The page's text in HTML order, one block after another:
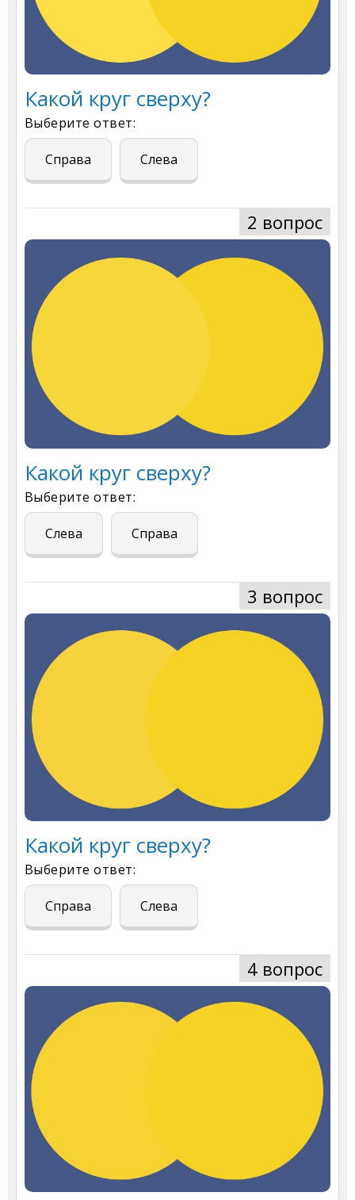
Какой круг сверху?
Выберите ответ:
Справа Слева
2 вопрос
Какой круг сверху?
Выберите ответ:
Слева Справа
3 вопрос
Какой круг сверху?
Выберите ответ:
Справа Слева
4 вопрос